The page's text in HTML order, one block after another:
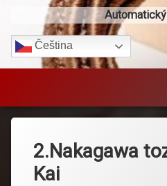
Čeština‎
2.Nakagawa
Kai